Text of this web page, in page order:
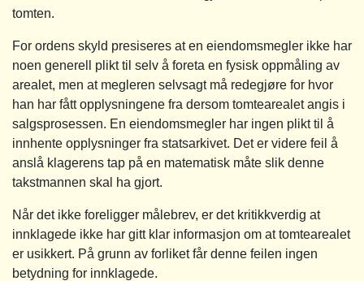
tomten.
For ordens skyld presiseres at en eiendomsmegler ikke har
noen generell plikt til selv å foreta en fysisk oppmåling av
arealet, men at megleren selvsagt må redegjøre for hvor
han har fått opplysningene fra dersom tomtearealet angis i
salgsprosessen. En eiendomsmegler har ingen plikt til å
innhente opplysninger fra statsarkivet. Det er videre feil å
anslå klagerens tap på en matematisk måte slik denne
takstmannen skal ha gjort.
Når det ikke foreligger målebrev, er det kritikkverdig at
innklagede ikke har gitt klar informasjon om at tomtearealet
er usikkert. På grunn av forliket får denne feilen ingen
betydning for innklagede.